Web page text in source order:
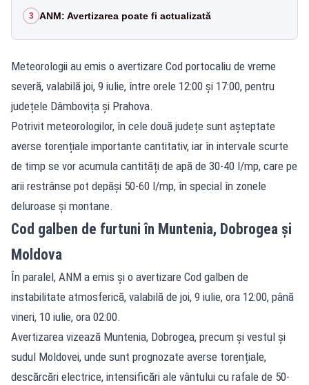
3 ANM: Avertizarea poate fi actualizată
Meteorologii au emis o avertizare Cod portocaliu de vreme
severă, valabilă joi, 9 iulie, între orele 12:00 și 17:00, pentru
județele Dâmbovița și Prahova.
Potrivit meteorologilor, în cele două județe sunt așteptate
averse torențiale importante cantitativ, iar în intervale scurte
de timp se vor acumula cantități de apă de 30-40 l/mp, care pe
arii restrânse pot depăși 50-60 l/mp, în special în zonele
deluroase și montane.
Cod galben de furtuni în Muntenia, Dobrogea și
Moldova
În paralel, ANM a emis și o avertizare Cod galben de
instabilitate atmosferică, valabilă de joi, 9 iulie, ora 12:00, până
vineri, 10 iulie, ora 02:00.
Avertizarea vizează Muntenia, Dobrogea, precum și vestul și
sudul Moldovei, unde sunt prognozate averse torențiale,
descărcări electrice, intensificări ale vântului cu rafale de 50-